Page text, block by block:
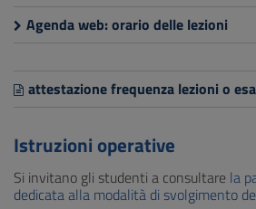
Agenda web: orario delle lezioni
attestazione frequenza lezioni o
Istruzioni operative
Si invitano gli studenti a consultare la
dedicata alla modalità di svolgimento